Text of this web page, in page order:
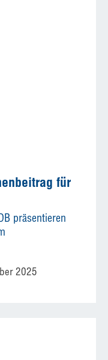
für
präsentieren
2025